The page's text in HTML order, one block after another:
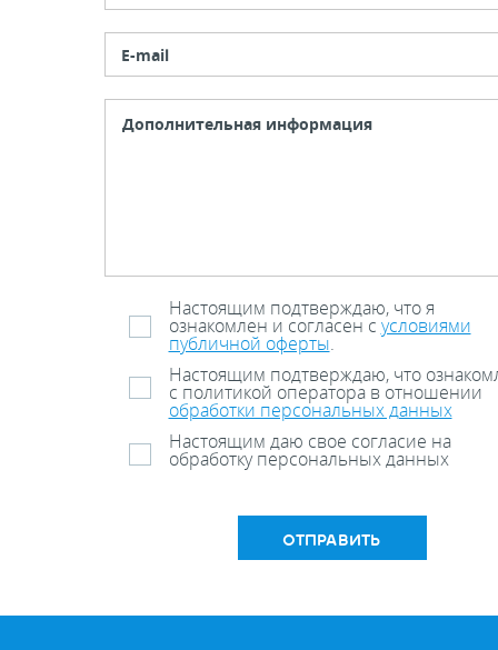
E-mail
Настоящим подтверждаю, что я
ознакомлен и согласен с условиями
публичной оферты.
Настоящим подтверждаю, что
с политикой оператора в отношении
обработки персональных данных
Настоящим даю свое согласие на
обработку персональных данных
ОТПРАВИТЬ